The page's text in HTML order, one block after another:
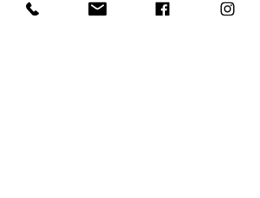
R.´. L.´. S.´. Ferte Medjay No. 39